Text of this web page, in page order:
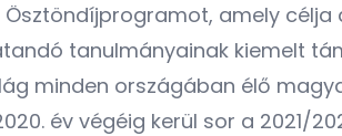
amely célja
tanulmányainak kiemelt
minden országában élő
év végéig kerül sor a 2021/